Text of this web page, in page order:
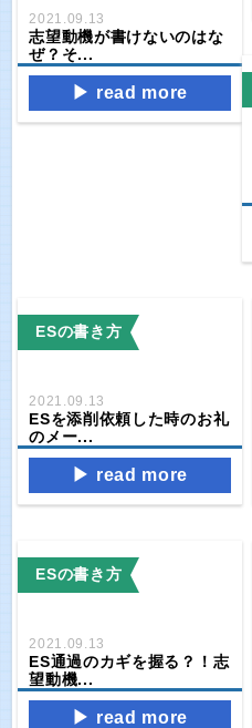
2021.09.13
志望動機が書けないのはな
ぜ？そ...
read more
ESの書き方
2021.09.13
ESを添削依頼した時のお礼
のメー...
read more
ESの書き方
2021.09.13
ES通過のカギを握る？！志
望動機...
read more